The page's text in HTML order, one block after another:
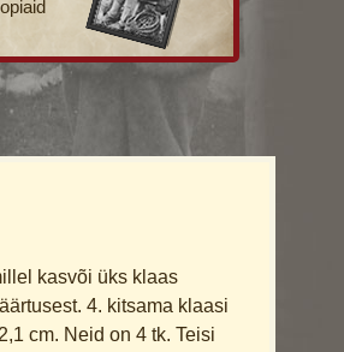
kasvõi üks klaas
4. kitsama klaasi
cm. Neid on 4 tk. Teisi